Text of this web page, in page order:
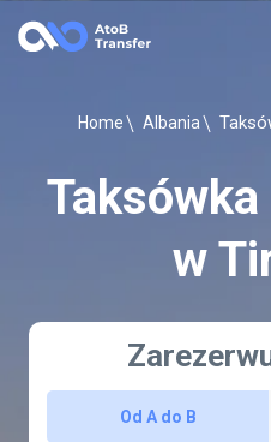
Home Albania
w
Od A do B